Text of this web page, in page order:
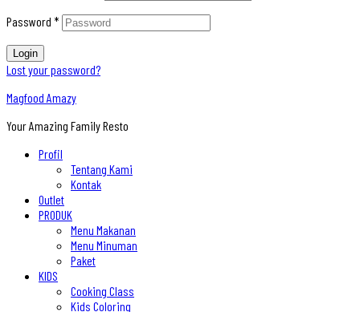
Password *
Login
Lost your password?
Magfood Amazy
Your Amazing Family Resto
Profil
Tentang Kami
Kontak
Outlet
PRODUK
Menu Makanan
Menu Minuman
Paket
KIDS
Cooking Class
Kids Coloring